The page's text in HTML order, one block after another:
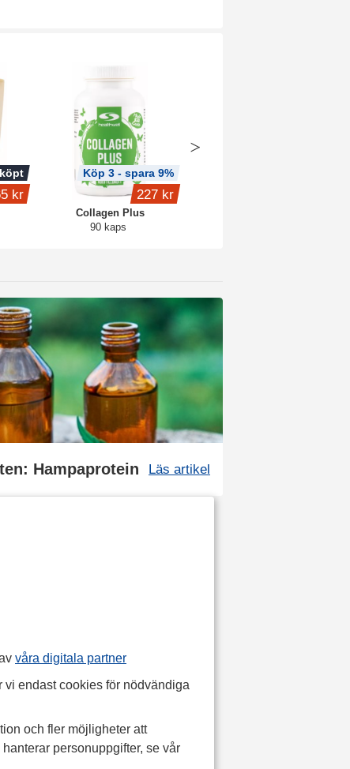
våra digitala partner
endast cookies för nödvändiga
och fler möjligheter att
personuppgifter, se vår
kr
Collagen Plus
90 kaps
Köp 3 - spara 9%
227 kr
Hampaprotein Läs artikel